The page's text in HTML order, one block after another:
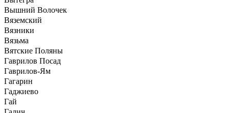
Вышний Волочек
Вяземский
Вязники
Вязьма
Вятские Поляны
Гаврилов Посад
Гаврилов-Ям
Гагарин
Гаджиево
Гай